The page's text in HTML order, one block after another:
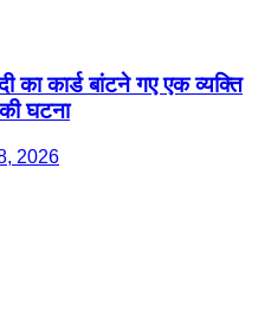
का कार्ड बांटने गए एक व्यक्ति
घटना
2026